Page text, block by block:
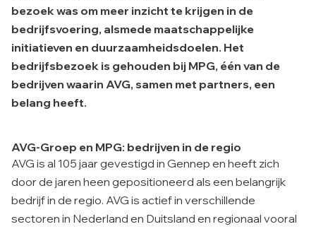
bezoek was om meer inzicht te krijgen in de
bedrijfsvoering, alsmede maatschappelijke
initiatieven en duurzaamheidsdoelen. Het
bedrijfsbezoek is gehouden bij MPG, één van de
bedrijven waarin AVG, samen met partners, een
belang heeft.
AVG-Groep en MPG: bedrijven in de regio
AVG is al 105 jaar gevestigd in Gennep en heeft zich
door de jaren heen gepositioneerd als een belangrijk
bedrijf in de regio. AVG is actief in verschillende
sectoren in Nederland en Duitsland en regionaal vooral